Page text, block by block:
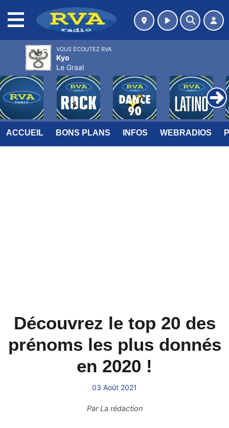
ACCUEIL BONS PLANS INFOS WEBRADIOS
Découvrez le top 20 des
prénoms les plus donnés
en 2020 !
03 Août 2021
ParLa rédaction
VOUS ÉCOUTEZ RVA
Kyo
Le Graal